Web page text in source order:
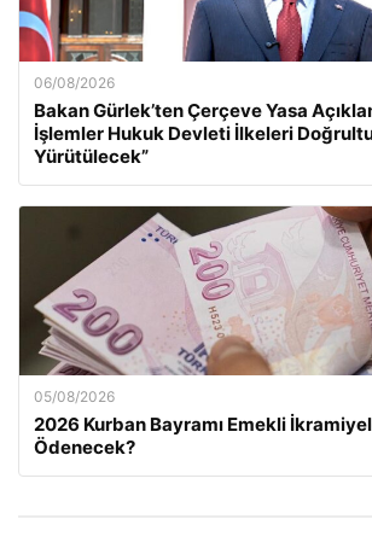
06/08/2026
Bakan Gürlek’ten Çerçeve Yasa
İşlemler Hukuk Devleti İlkeleri
Yürütülecek”
05/08/2026
2026 Kurban Bayramı Emekli
Ödenecek?